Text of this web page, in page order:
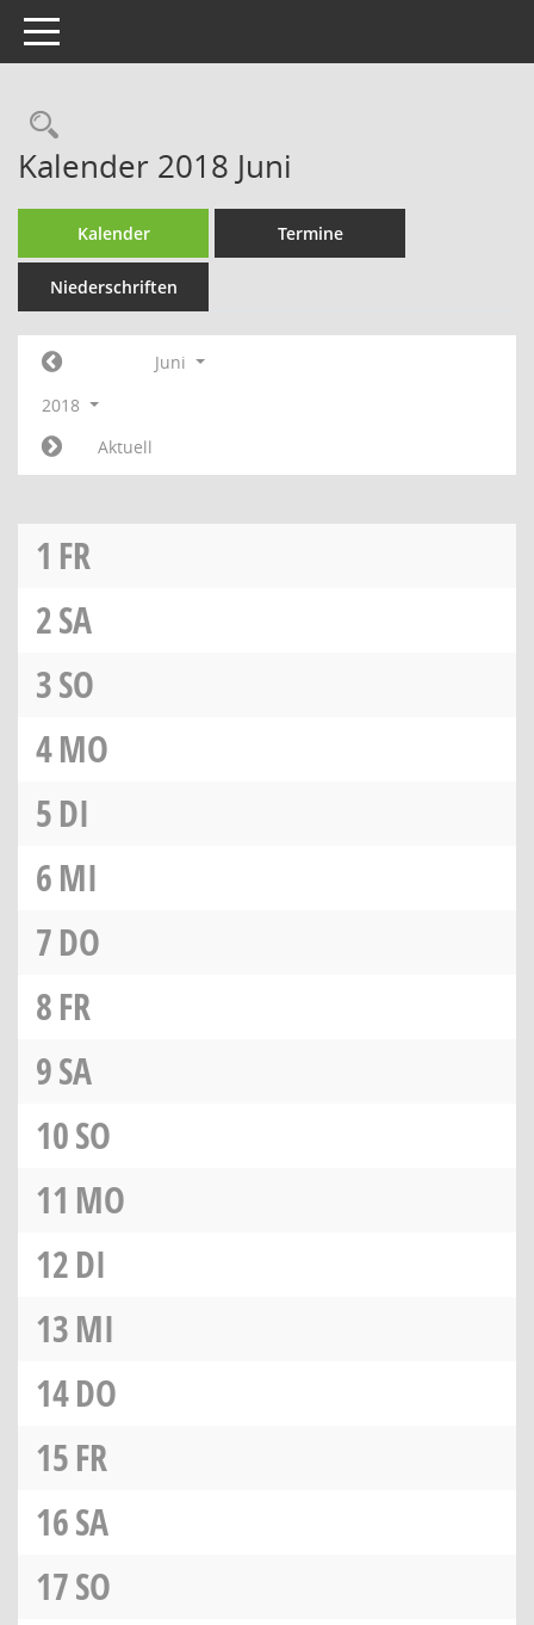
Toggle navigation
Rechercheauswahl
Kalender 2018 Juni
Kalender Termine
Niederschriften
Juni
2018
Aktuell
1 FR
2SA
3SO
4MO
5DI
6MI
7DO
8FR
9SA
10SO
11 MO
12DI
13MI
14DO
15FR
16SA
17SO